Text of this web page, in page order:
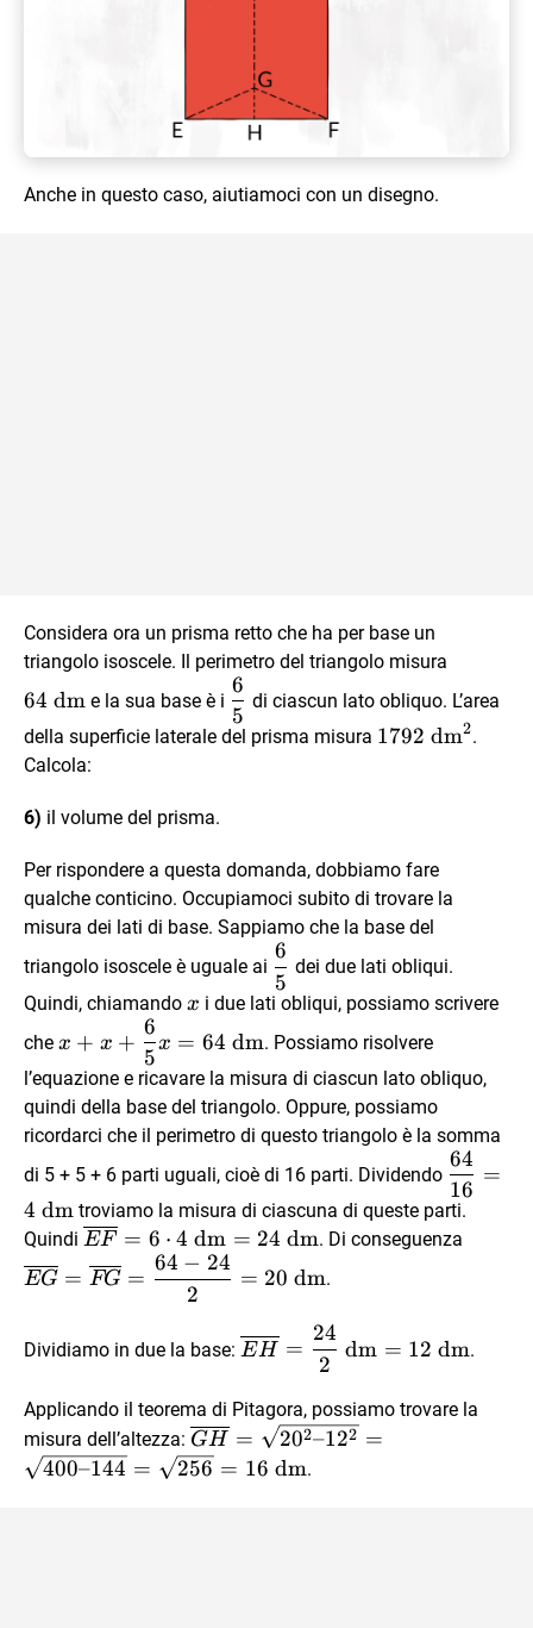
Anche in questo caso, aiutiamoci con un disegno.
Considera ora un prisma retto che ha per base un
triangolo isoscele. Il perimetro del triangolo misura
\text{
dm}
64 dm e la sua base è i \dfrac
65
5
6
di ciascun lato obliquo. L’area
della superficie laterale del prisma misura 1792
1792 dm2.
Calcola:
6) il volume del prisma.
Per rispondere a questa domanda, dobbiamo fare
qualche conticino. Occupiamoci subito di trovare la
misura dei lati di base. Sappiamo che la base del
triangolo isoscele è uguale ai \dfrac
65
5
6
dei due lati obliqui.
Quindi, chiamando x
x i due lati obliqui, possiamo scrivere
che
x + x
+
\dfrac
65 x
= 64
\text{
x + x +
5
6
x = 64 dm. Possiamo risolvere
l’equazione e ricavare la misura di ciascun lato obliquo,
quindi della base del triangolo. Oppure, possiamo
ricordarci che il perimetro di questo triangolo è la somma
di 5 + 5 + 6 parti uguali, cioè di 16 parti. Dividendo
{16} =
\text{
dm}
16
64
=
4 dm troviamo la misura di ciascuna di queste parti.
Quindi \overline{EF}
= 6 \cdot 4
\text{ dm} =
EF = 6 ⋅ 4 dm = 24 dm. Di conseguenza
EG = FG =
2
64 − 24
= 20 dm.
Dividiamo in due la base: \overline{EH}
= \dfrac{24}
dm} = 12
\text{ dm}
EH =
2
24
dm = 12 dm.
Applicando il teorema di Pitagora, possiamo trovare la
misura dell’altezza: \overline{GH}
= \sqrt{20^2
GH = 202–122 =
400–144 = 256 = 16 dm.